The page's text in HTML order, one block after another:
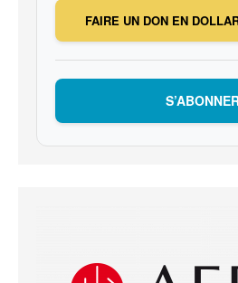
FAIRE UN DON EN